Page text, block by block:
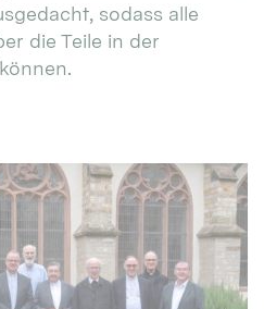
sodass alle
die Teile in der